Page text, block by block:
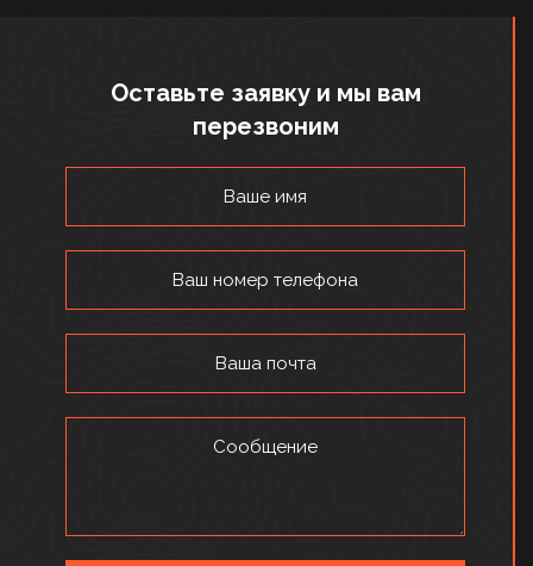
Оставьте заявку и мы вам
перезвоним
Ваше имя
Ваш номер телефона
Ваша почта
Сообщение